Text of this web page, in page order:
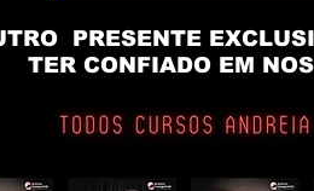
PRESENTE
TER CONFIADO EM